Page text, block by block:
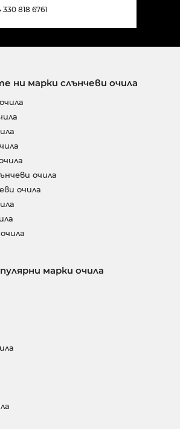
330 818 6761
ни марки слънчеви очила
очила
очила
марки очила